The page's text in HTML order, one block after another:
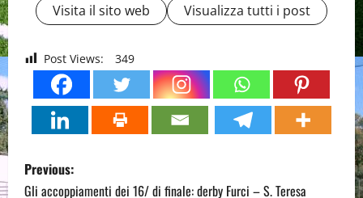
Visita il sito web Visualizza tutti i post
Post Views: 349
P
Previous:
Gli accoppiamenti dei 16/ di finale: derby Furci – S. Teresa